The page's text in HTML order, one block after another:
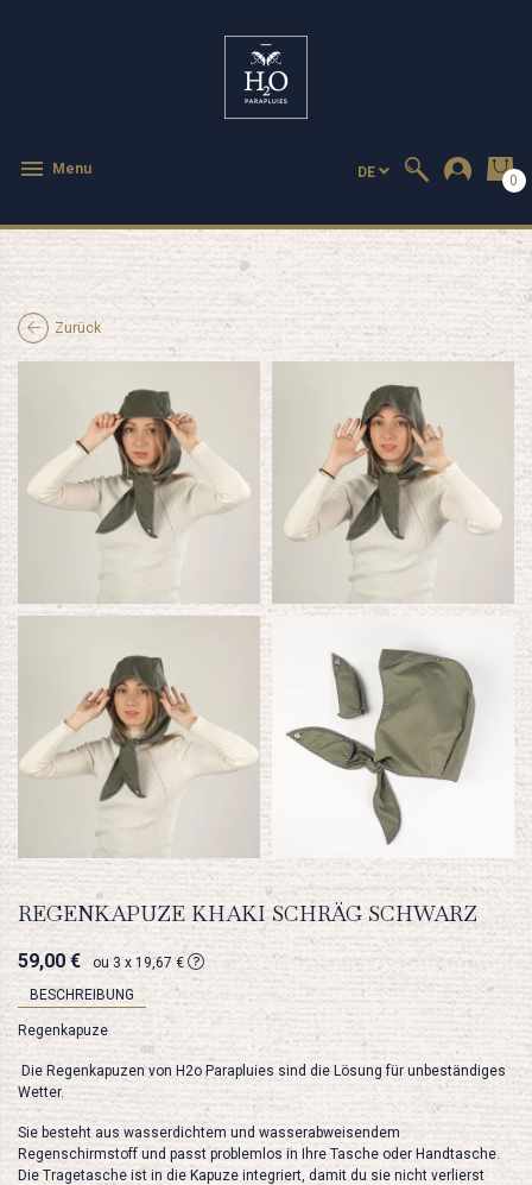
 Menu DE 0
Zurück
REGENKAPUZE KHAKI SCHRÄG SCHWARZ
59,00 €
ou 3 x 19,67 €
BESCHREIBUNG
Regenkapuze
Die Regenkapuzen von H2o Parapluies sind die Lösung für unbeständiges
Wetter.
Sie besteht aus wasserdichtem und wasserabweisendem
Regenschirmstoff und passt problemlos in Ihre Tasche oder Handtasche.
Die Tragetasche ist in die Kapuze integriert, damit du sie nicht verlierst